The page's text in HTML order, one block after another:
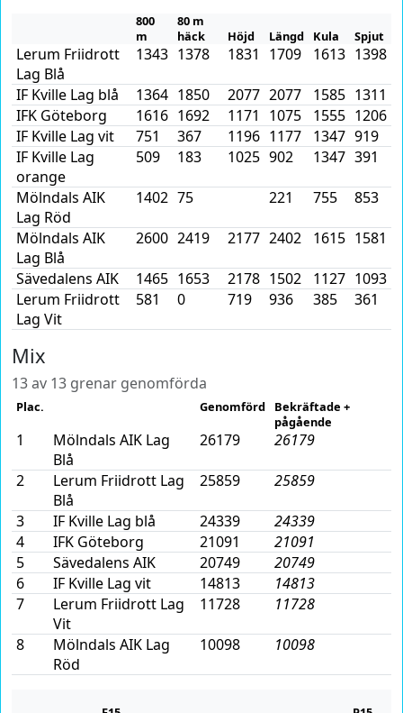
800
m
80 m
häck
Höjd Längd Kula Spjut
Lerum Friidrott
Lag Blå
1343 1378 1831 1709 1613 1398
IF Kville Lag blå 1364 1850 2077 2077 1585 1311
IFK Göteborg
1616 1692 1171 1075 1555 1206
IF Kville Lag vit
751 367 1196 1177 1347 919
IF Kville Lag
orange
509 183 1025 902 1347 391
Mölndals AIK
Lag Röd
1402 75 221 755 853
Mölndals AIK
Lag Blå
2600 2419 2177 2402 1615 1581
Sävedalens AIK 1465 1653 2178 1502 1127 1093
Lerum Friidrott
Lag Vit
581 0 719 936 385 361
Mix
13 av 13 grenar genomförda
Plac. Genomförd
Bekräftade +
pågående
1
Mölndals AIK Lag
Blå
26179 26179
2
Lerum Friidrott Lag
Blå
25859 25859
3 IF Kville Lag blå 24339
24339
4
IFK Göteborg 21091
21091
5
Sävedalens AIK 20749
20749
6
IF Kville Lag vit 14813
14813
7
Lerum Friidrott Lag
Vit
11728 11728
8
Mölndals AIK Lag
Röd
10098 10098